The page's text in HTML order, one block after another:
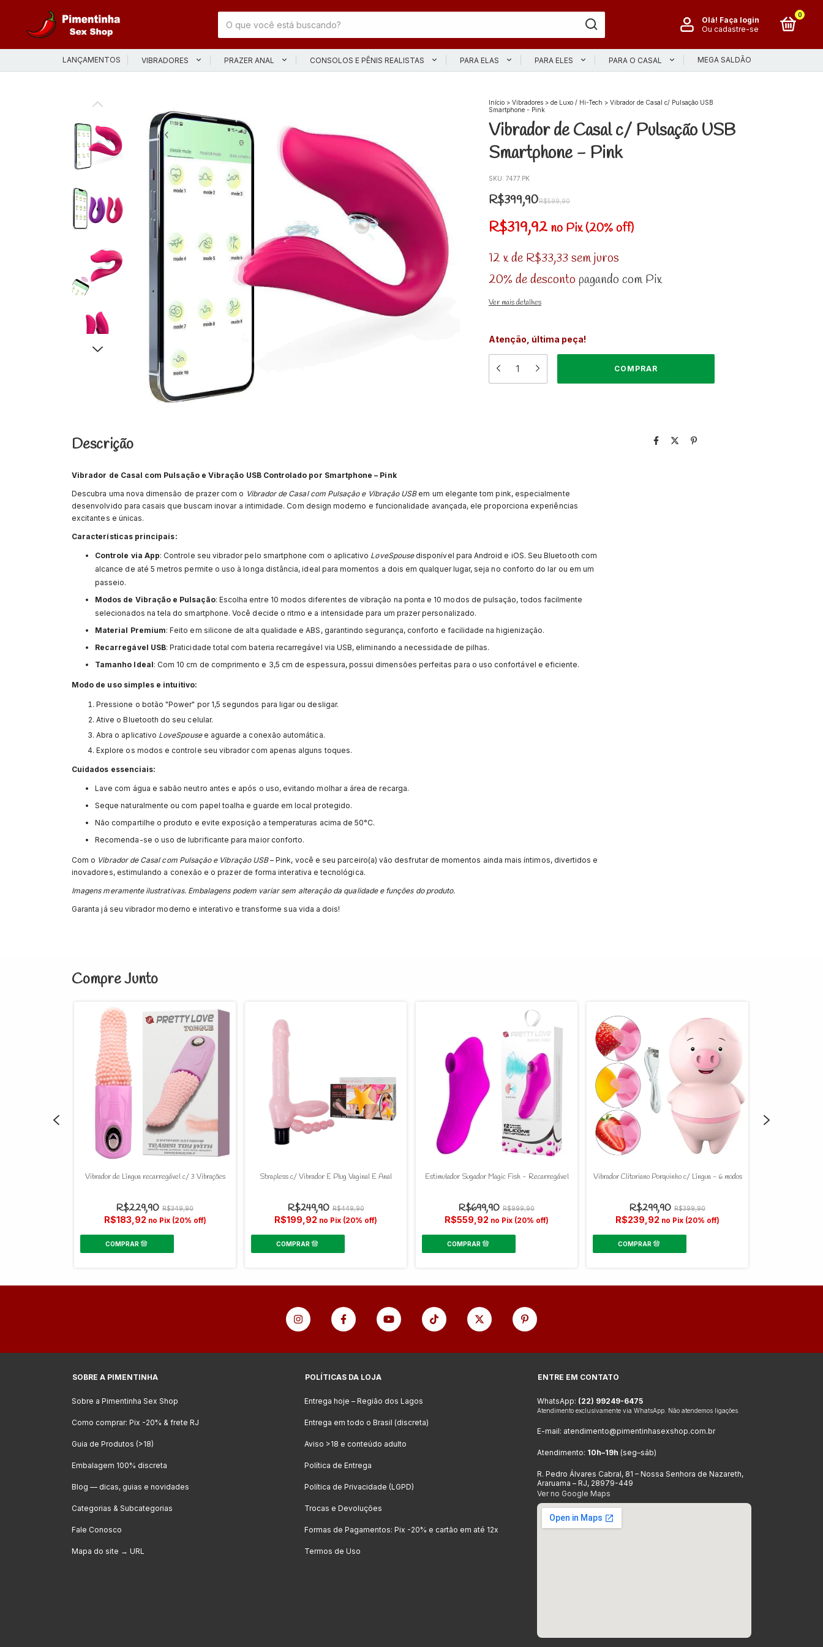
Olá! Faça login
Ou cadastre-se
0
LANÇAMENTOS VIBRADORES PRAZER ANAL CONSOLOS E PÊNIS REALISTAS PARA ELAS PARA ELES PARA O CASAL MEGA SALDÃO
Início > Vibradores > de Luxo / Hi-Tech > Vibrador de Casal c/ Pulsação USB
Smartphone - Pink
Vibrador de Casal c/ Pulsação USB
Smartphone - Pink
SKU: 7477.PK
R$399,90R$599,90
R$319,92 no Pix (20% off)
12 xde R$33,33 sem juros
20% de desconto pagando com Pix
Ver mais detalhes
Atenção, última peça!
Descrição
Vibrador de Casal com Pulsação e Vibração USB Controlado por Smartphone – Pink
Descubra uma nova dimensão de prazer com o Vibrador de Casal com Pulsação e Vibração USBem um elegante tom pink, especialmente
desenvolvido para casais que buscam inovar a intimidade. Com design moderno e funcionalidade avançada, ele proporciona experiências
excitantes e únicas.
Características principais:
Controle via App: Controle seu vibrador pelo smartphone com o aplicativo LoveSpousedisponível para Android e iOS. Seu Bluetooth com
alcance de até 5 metros permite o uso à longa distância, ideal para momentos a dois em qualquer lugar, seja no conforto do lar ou em um
passeio.
Modos de Vibração e Pulsação: Escolha entre 10 modos diferentes de vibração na ponta e 10 modos de pulsação, todos facilmente
selecionados na tela do smartphone. Você decide o ritmo e a intensidade para um prazer personalizado.
Material Premium: Feito em silicone de alta qualidade e ABS, garantindo segurança, conforto e facilidade na higienização.
Recarregável USB: Praticidade total com bateria recarregável via USB, eliminando a necessidade de pilhas.
Tamanho Ideal: Com 10 cm de comprimento e 3,5 cm de espessura, possui dimensões perfeitas para o uso confortável e eficiente.
Modo de uso simples e intuitivo:
Pressione o botão "Power" por 1,5 segundos para ligar ou desligar.
Ative o Bluetooth do seu celular.
Abra o aplicativo LoveSpousee aguarde a conexão automática.
Explore os modos e controle seu vibrador com apenas alguns toques.
Cuidados essenciais:
Lave com água e sabão neutro antes e após o uso, evitando molhar a área de recarga.
Seque naturalmente ou com papel toalha e guarde em local protegido.
Não compartilhe o produto e evite exposição a temperaturas acima de 50°C.
Recomenda-se o uso de lubrificante para maior conforto.
Com o Vibrador de Casal com Pulsação e Vibração USB– Pink, você e seu parceiro(a) vão desfrutar de momentos ainda mais íntimos, divertidos e
inovadores, estimulando a conexão e o prazer de forma interativa e tecnológica.
Imagens meramente ilustrativas. Embalagens podem variar sem alteração da qualidade e funções do produto.
Garanta já seu vibrador moderno e interativo e transforme sua vida a dois!
Compre Junto
Vibrador de Língua recarregável c/ 3 Vibrações
R$229,90 R$349,90
R$183,92 no Pix (20% off)
Strapless c/ Vibrador E Plug Vaginal E Anal
R$249,90 R$449,90
R$199,92 no Pix (20% off)
Estimulador Sugador Magic Fish - Recarregável
R$699,90 R$999,90
R$559,92 no Pix (20% off)
Vibrador Clitoriano Porquinho c/ Língua - 6 modos
R$299,90 R$399,90
R$239,92 no Pix (20% off)
SOBRE A PIMENTINHA
Sobre a Pimentinha Sex Shop
Como comprar: Pix -20% & frete RJ
Guia de Produtos (>18)
Embalagem 100% discreta
Blog — dicas, guias e novidades
Categorias & Subcategorias
Fale Conosco
Mapa do site → URL
POLÍTICAS DA LOJA
Entrega hoje – Região dos Lagos
Entrega em todo o Brasil (discreta)
Aviso >18 e conteúdo adulto
Política de Entrega
Política de Privacidade (LGPD)
Trocas e Devoluções
Formas de Pagamentos: Pix -20% e cartão em até 12x
Termos de Uso
ENTRE EM CONTATO
WhatsApp: (22) 99249-6475
Atendimento exclusivamente via WhatsApp. Não atendemos ligações.
E-mail: atendimento@pimentinhasexshop.com.br
Atendimento: 10h–19h (seg–sáb)
R. Pedro Álvares Cabral, 81 – Nossa Senhora de Nazareth,
Araruama – RJ, 28979-449
Ver no Google Maps